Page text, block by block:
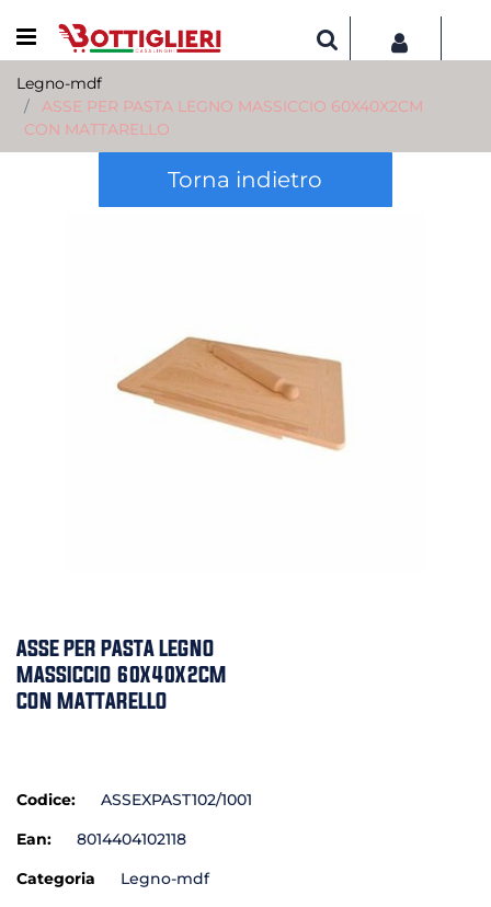
Open menu
Legno-mdf
ASSE PER PASTA LEGNO MASSICCIO 60X40X2CM
CON MATTARELLO
Torna indietro
ASSE PER PASTA LEGNO
MASSICCIO 60X40X2CM
CON MATTARELLO
Codice:
ASSEXPAST102/1001
Ean:
8014404102118
Categoria
Legno-mdf